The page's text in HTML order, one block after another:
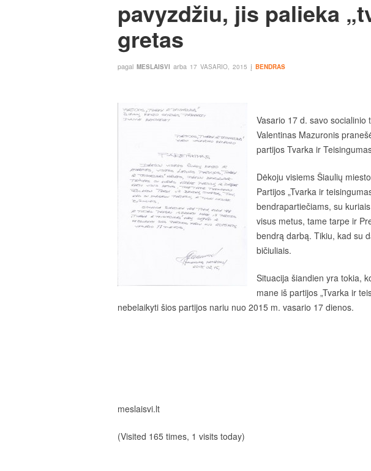
pavyzdžiu, jis palieka
gretas
pagal MESLAISVI arba 17 VASARIO, 2015 į BENDRAS
Vasario 17 d. savo socialinio
Valentinas Mazuronis
partijos Tvarka ir
Dėkoju visiems Šiaulių
Partijos „Tvarka ir
bendrapartiečiams, su
visus metus, tame tarpe ir
bendrą darbą. Tikiu, kad su
bičiuliais.
Situacija šiandien yra tokia,
mane iš partijos „Tvarka ir
nebelaikyti šios partijos nariu nuo 2015 m. vasario 17 dienos.
meslaisvi.lt
(Visited 165 times, 1 visits today)